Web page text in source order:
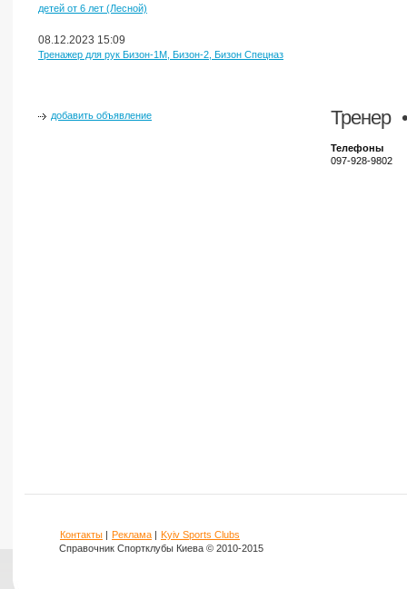
детей от 6 лет (Лесной)
08.12.2023 15:09
Тренажер для рук Бизон-1М, Бизон-2, Бизон Спецназ
добавить объявление Тренер•
Телефоны
097-928-9802
Контакты | Реклама | Kyiv Sports Clubs
Справочник Спортклубы Киева © 2010-2015